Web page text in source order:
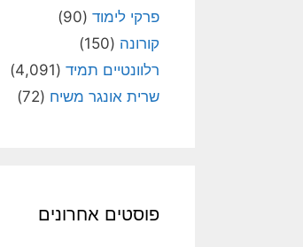
פרקי לימוד (90)
קורונה (150)
רלוונטיים תמיד (4,091)
שרית אונגר משיח (72)
פוסטים אחרונים